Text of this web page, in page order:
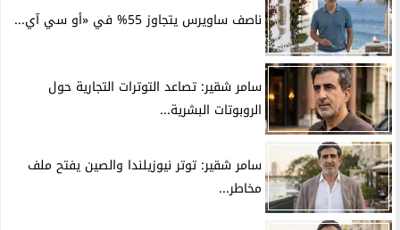
ناصف ساويرس يتجاوز 55% في «أو سي آي...
سامر شقير: تصاعد التوترات التجارية حول
الروبوتات البشرية...
سامر شقير: توتر نيوزيلندا والصين يفتح ملف
مخاطر...